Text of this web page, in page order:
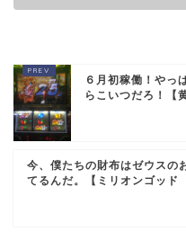
６月初稼働！やっ
らこいつだろ！
今、僕たちの財布はゼウスの
てるんだ。【ミリオンゴッ